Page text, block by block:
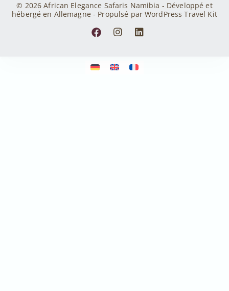
© 2026 African Elegance Safaris Namibia - Développé et
hébergé en Allemagne - Propulsé par WordPress Travel Kit